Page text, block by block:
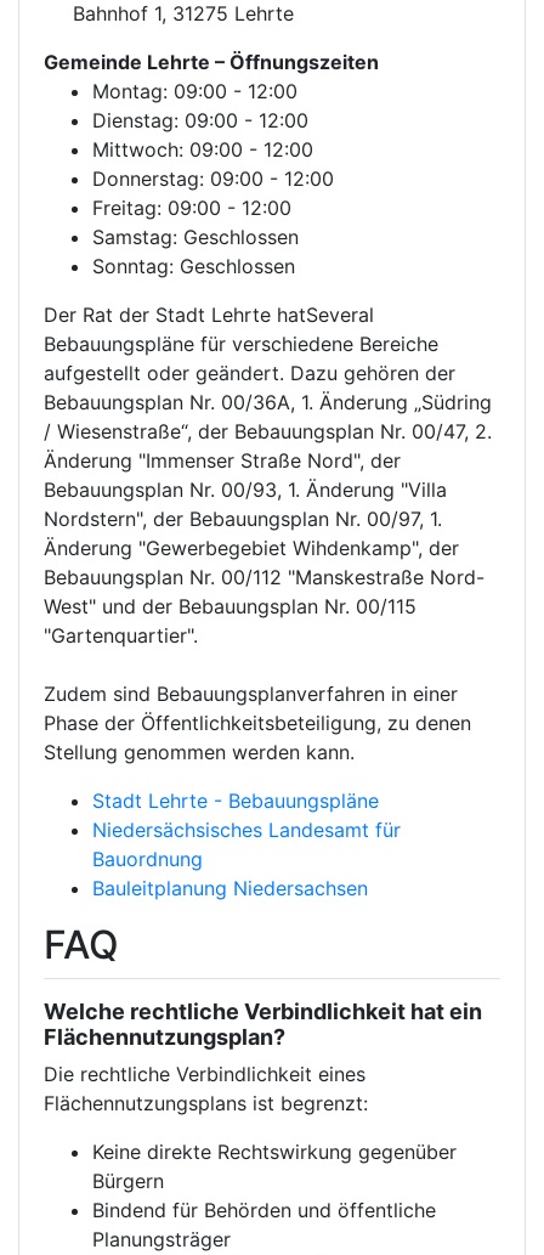
Bahnhof 1, 31275 Lehrte
Gemeinde Lehrte – Öffnungszeiten
Montag: 09:00 - 12:00
Dienstag: 09:00 - 12:00
Mittwoch: 09:00 - 12:00
Donnerstag: 09:00 - 12:00
Freitag: 09:00 - 12:00
Samstag: Geschlossen
Sonntag: Geschlossen
Der Rat der Stadt Lehrte hatSeveral
Bebauungspläne für verschiedene Bereiche
aufgestellt oder geändert. Dazu gehören der
Bebauungsplan Nr. 00/36A, 1. Änderung „Südring
/ Wiesenstraße“, der Bebauungsplan Nr. 00/47, 2.
Änderung "Immenser Straße Nord", der
Bebauungsplan Nr. 00/93, 1. Änderung "Villa
Nordstern", der Bebauungsplan Nr. 00/97, 1.
Änderung "Gewerbegebiet Wihdenkamp", der
Bebauungsplan Nr. 00/112 "Manskestraße Nord-
West" und der Bebauungsplan Nr. 00/115
"Gartenquartier".
Zudem sind Bebauungsplanverfahren in einer
Phase der Öffentlichkeitsbeteiligung, zu denen
Stellung genommen werden kann.
Stadt Lehrte - Bebauungspläne
Niedersächsisches Landesamt für
Bauordnung
Bauleitplanung Niedersachsen
FAQ
Welche rechtliche Verbindlichkeit hat ein
Flächennutzungsplan?
Die rechtliche Verbindlichkeit eines
Flächennutzungsplans ist begrenzt:
Keine direkte Rechtswirkung gegenüber
Bürgern
Bindend für Behörden und öffentliche
Planungsträger